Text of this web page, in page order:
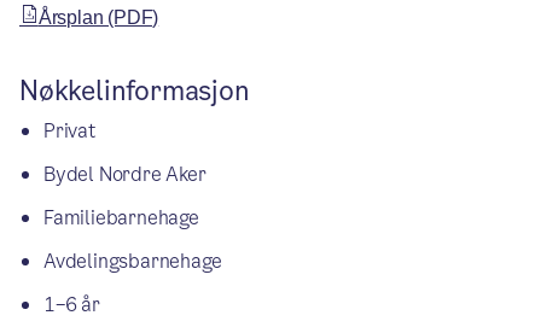
Årsplan (PDF)
Nøkkelinformasjon
Privat
Bydel Nordre Aker
Familiebarnehage
Avdelingsbarnehage
1–6 år